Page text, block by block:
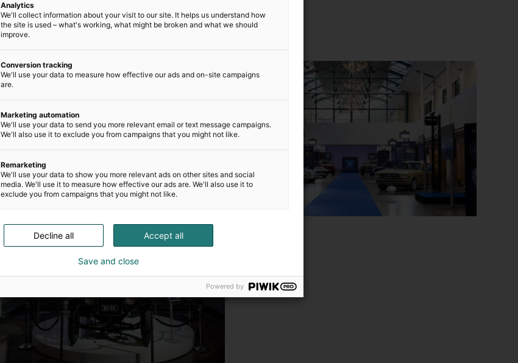
Analytics
We'll collect information about your visit to our site. It helps us understand how
the site is used – what's working, what might be broken and what we should
improve.
Conversion tracking
We'll use your data to measure how effective our ads and on-site campaigns
are.
Marketing automation
We'll use your data to send you more relevant email or text message campaigns.
We'll also use it to exclude you from campaigns that you might not like.
Remarketing
We'll use your data to show you more relevant ads on other sites and social
media. We'll use it to measure how effective our ads are. We'll also use it to
exclude you from campaigns that you might not like.
Accept all
Decline all
Save and close
Powered by